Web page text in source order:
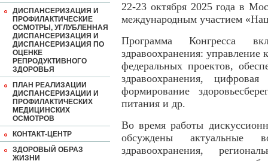
ДИСПАНСЕРИЗАЦИЯ И
ПРОФИЛАКТИЧЕСКИЕ
ОСМОТРЫ, УГЛУБЛЕННАЯ
ДИСПАНСЕРИЗАЦИЯ И
ДИСПАНСЕРИЗАЦИЯ ПО
ОЦЕНКЕ
РЕПРОДУКТИВНОГО
ЗДОРОВЬЯ
ПЛАН РЕАЛИЗАЦИИ
ДИСПАНСЕРИЗАЦИИ И
ПРОФИЛАКТИЧЕСКИХ
МЕДИЦИНСКИХ
ОСМОТРОВ
КОНТАКТ-ЦЕНТР
ЗДОРОВЫЙ ОБРАЗ
ЖИЗНИ
22-23 октября 2025 года в
международным участием
Программа Конгресса
здравоохранения:
федеральных проектов,
здравоохранения,
формирование
питания и др.
Во время работы
обсуждены актуальные
здравоохранения,